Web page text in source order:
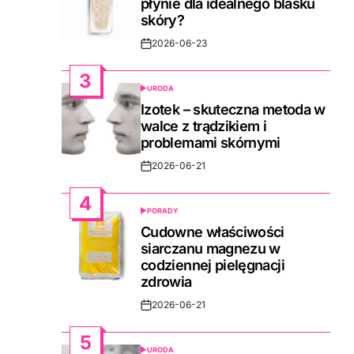
płynie dla idealnego blasku
skóry?
Post2026-06-23
3
POSTED
IN
URODA
Izotek – skuteczna metoda w
walce z trądzikiem i
problemami skórnymi
Post2026-06-21
4
POSTED
IN
PORADY
Cudowne właściwości
siarczanu magnezu w
codziennej pielęgnacji
zdrowia
Post2026-06-21
5 URODA